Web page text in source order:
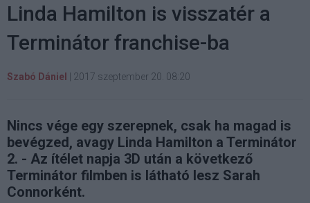
Linda Hamilton is visszatér a
Terminátor franchise-ba
Szabó Dániel 2017 szeptember 20. 08:20
Nincs vége egy szerepnek, csak ha magad is
bevégzed, avagy Linda Hamilton a Terminátor
2. - Az ítélet napja 3D után a következő
Terminátor filmben is látható lesz Sarah
Connorként.